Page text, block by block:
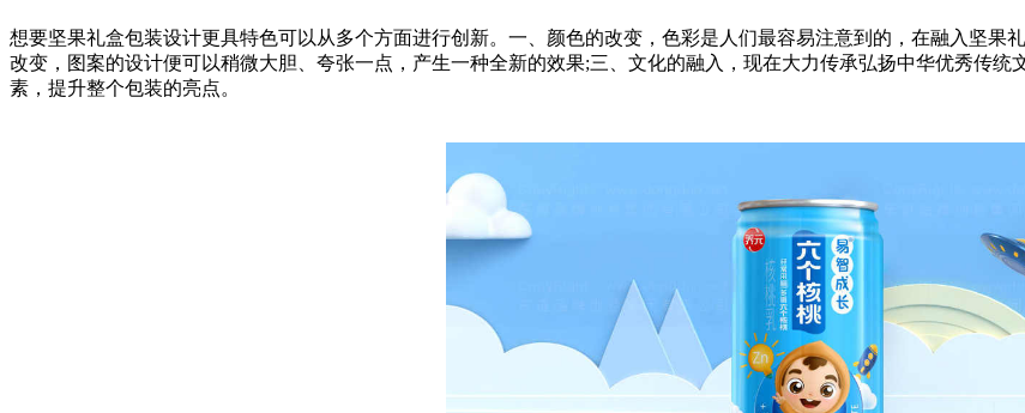
想要坚果礼盒包装设计更具特色可以从多个方面进行创新。一、颜色的改变，色彩是人们最容易注意到的，在融入坚果
改变，图案的设计便可以稍微大胆、夸张一点，产生一种全新的效果;三、文化的融入，现在大力传承弘扬中华优秀传
素，提升整个包装的亮点。